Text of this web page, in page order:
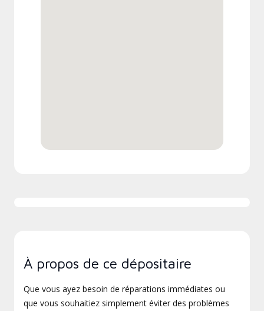
À propos de ce dépositaire
Que vous ayez besoin de réparations immédiates ou
que vous souhaitiez simplement éviter des problèmes